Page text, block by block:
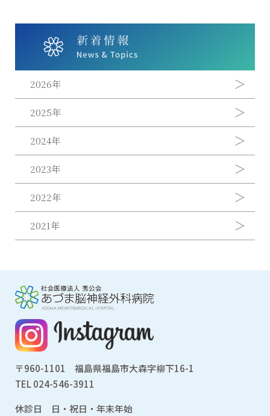
2026年
2025年
2024年
2023年
2022年
2021年
〒960-1101 福島県福島市大森字柳下16-1
TEL024-546-3911
休診日 日・祝日・年末年始